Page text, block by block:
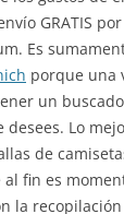
GRATIS
Es
porque una
un
Lo
de
al fin es
la